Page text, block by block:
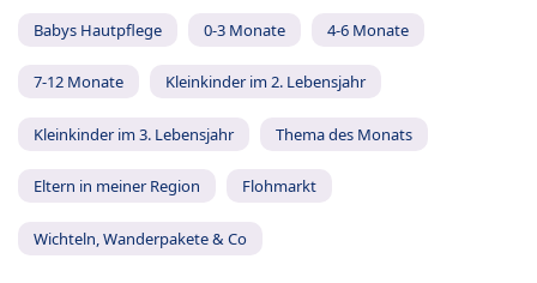
Babys Hautpflege 0-3 Monate 4-6 Monate
7-12 Monate Kleinkinder im 2. Lebensjahr
Kleinkinder im 3. Lebensjahr Thema des Monats
Eltern in meiner Region Flohmarkt
Wichteln, Wanderpakete & Co